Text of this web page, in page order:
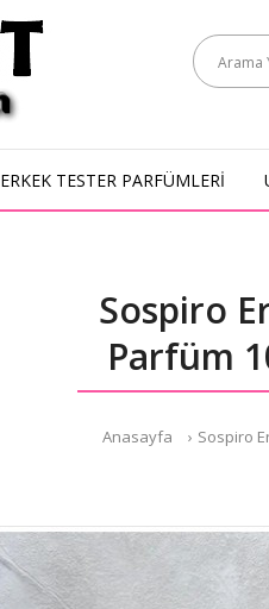
ERKEK TESTER PARFÜMLERİ
Sospiro
Parfüm
Anasayfa Sospiro